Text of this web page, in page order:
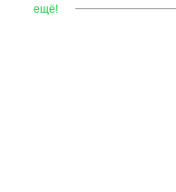
ещё! ———————